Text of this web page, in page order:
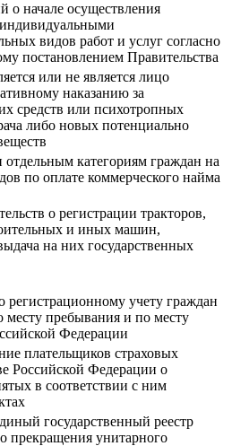
о начале осуществления
видов работ и услуг согласно
постановлением Правительства
или не является лицо
наказанию за
средств или психотропных
либо новых потенциально
отдельным категориям граждан на
по оплате коммерческого найма
о регистрации тракторов,
и иных машин,
на них государственных
регистрационному учету граждан
пребывания и по месту
Федерации
плательщиков страховых
Российской Федерации о
в соответствии с ним
государственный реестр
прекращения унитарного